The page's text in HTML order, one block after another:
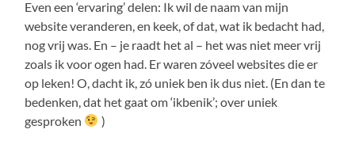
Even een ‘ervaring’ delen: Ik wil de naam van mijn
website veranderen, en keek, of dat, wat ik bedacht had,
nog vrij was. En – je raadt het al – het was niet meer vrij
zoals ik voor ogen had. Er waren zóveel websites die er
op leken! O, dacht ik, zó uniek ben ik dus niet. (En dan te
bedenken, dat het gaat om ‘ikbenik’; over uniek
gesproken
)